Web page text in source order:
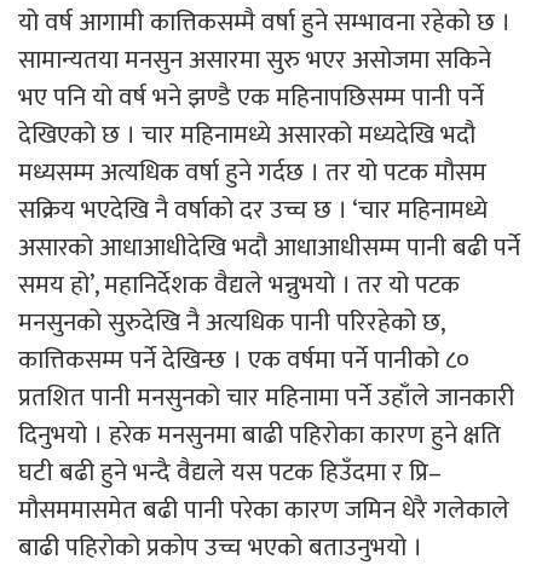
यो वर्ष आगामी कात्तिकसम्मै वर्षा हुने सम्भावना रहेको छ ।
सामान्यतया मनसुन असारमा सुरु भएर असोजमा सकिने
भए पनि यो वर्ष भने झण्डै एक महिनापछिसम्म पानी पर्ने
देखिएको छ । चार महिनामध्ये असारको मध्यदेखि भदौ
मध्यसम्म अत्यधिक वर्षा हुने गर्दछ । तर यो पटक मौसम
सक्रिय भएदेखि नै वर्षाको दर उच्च छ । ‘चार महिनामध्ये
असारको आधाआधीदेखि भदौ आधाआधीसम्म पानी बढी पर्ने
समय हो’, महानिर्देशक वैद्यले भन्नुभयो । तर यो पटक
मनसुनको सुरुदेखि नै अत्यधिक पानी परिरहेको छ,
कात्तिकसम्म पर्ने देखिन्छ । एक वर्षमा पर्ने पानीको ८०
प्रतशित पानी मनसुनको चार महिनामा पर्ने उहाँले जानकारी
दिनुभयो । हरेक मनसुनमा बाढी पहिरोका कारण हुने क्षति
घटी बढी हुने भन्दै वैद्यले यस पटक हिउँदमा र प्रि–
मौसममासमेत बढी पानी परेका कारण जमिन धेरै गलेकाले
बाढी पहिरोको प्रकोप उच्च भएको बताउनुभयो ।